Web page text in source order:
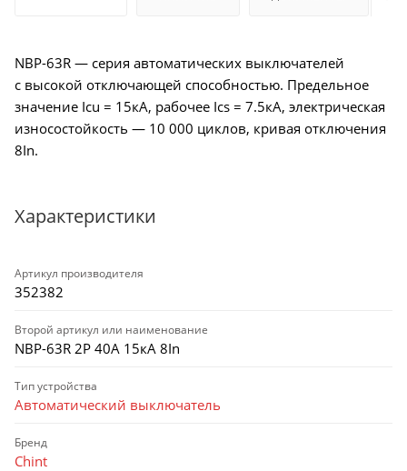
NBP-63R — серия автоматических выключателей
с высокой отключающей способностью. Предельное
значение Icu = 15кА, рабочее Ics = 7.5кА, электрическая
износостойкость — 10 000 циклов, кривая отключения
8In.
Характеристики
Артикул производителя
352382
Второй артикул или наименование
NBP-63R 2P 40А 15кА 8In
Тип устройства
Автоматический выключатель
Бренд
Chint